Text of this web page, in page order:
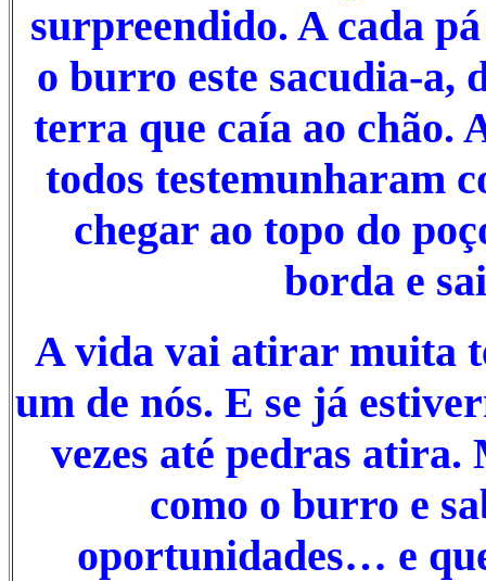
surpreendido. A cada
o burro este sacudia-a,
terra que caía ao chão.
todos testemunharam
chegar ao topo do
borda e
A vida vai atirar muita
um de nós. E se já
vezes até pedras atira.
como o burro e
oportunidades… e